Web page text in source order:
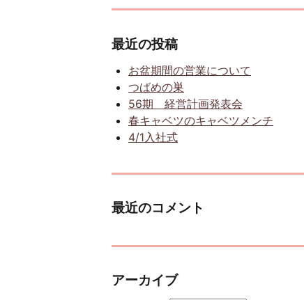
最近の投稿
お盆期間の営業について
つばめの巣
56期 経営計画発表会
春キャベツのキャベツメンチ
4/1入社式
最近のコメント
アーカイブ